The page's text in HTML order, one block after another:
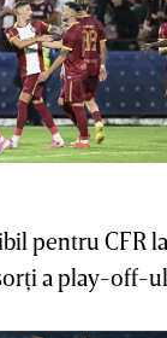
pentru CFR la
a play-off-